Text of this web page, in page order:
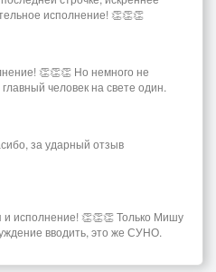
исполнение! 👏👏👏
👏👏👏 Но немного не
человек на свете один.
за ударный отзыв
и исполнение! 👏👏👏 Только Мишу
вводить, это же СУНО.